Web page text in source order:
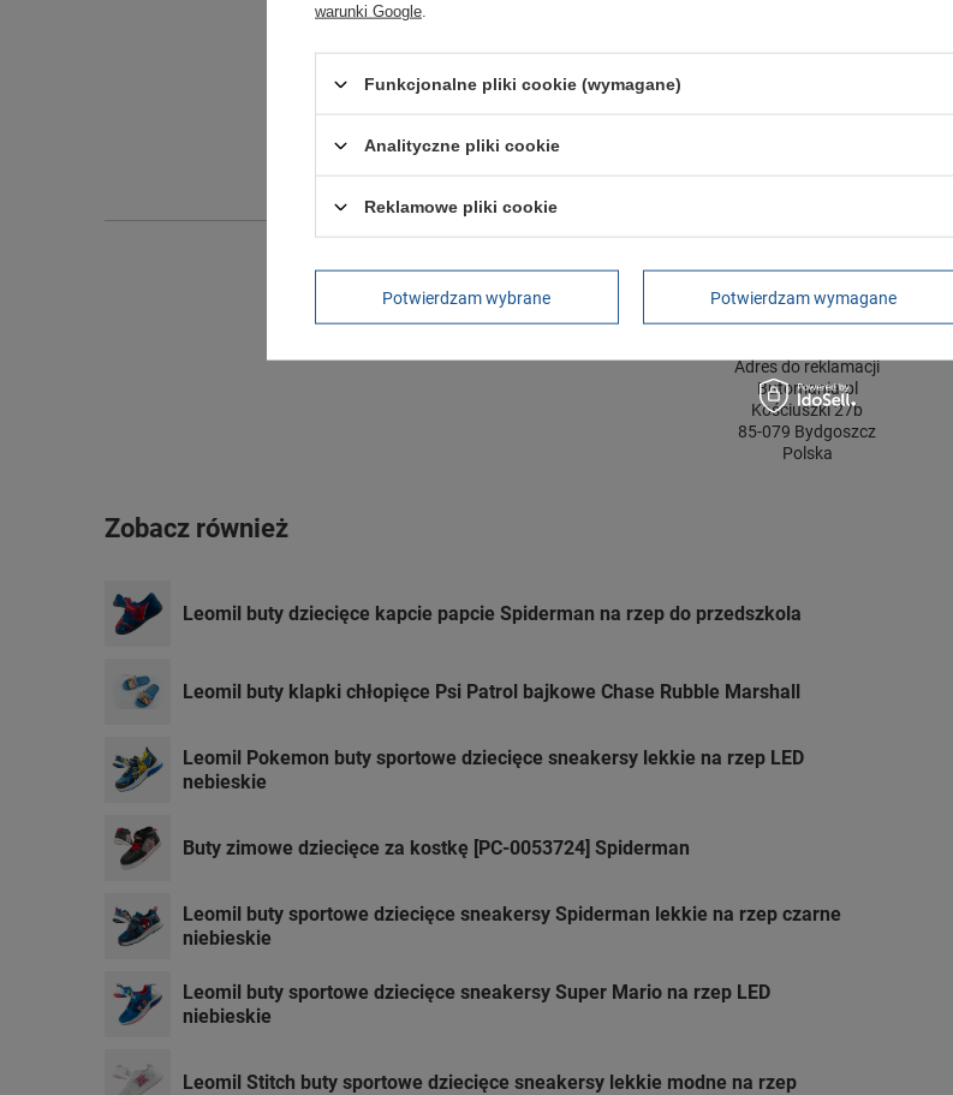
Długość towaru w centymetrach
Czas na reklamację z tytułu rękojmi
2 lata
Adres do reklamacji
Butomania.pl
Kościuszki 27b
85-079 Bydgoszcz
Polska
Zobacz również
Leomil buty dziecięce kapcie papcie Spiderman na rzep do przedszkola
Leomil buty klapki chłopięce Psi Patrol bajkowe Chase Rubble Marshall
Leomil Pokemon buty sportowe dziecięce sneakersy lekkie na rzep LED
nebieskie
Buty zimowe dziecięce za kostkę [PC-0053724] Spiderman
Leomil buty sportowe dziecięce sneakersy Spiderman lekkie na rzep czarne
niebieskie
Leomil buty sportowe dziecięce sneakersy Super Mario na rzep LED
niebieskie
Leomil Stitch buty sportowe dziecięce sneakersy lekkie modne na rzep
warunki Google
Funkcjonalne pliki cookie (wymagane)
Analityczne pliki cookie
Reklamowe pliki cookie
Potwierdzam wybrane Potwierdzam wymagane